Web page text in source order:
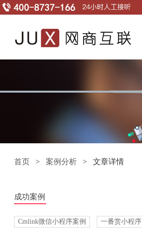
首页 >案例分析 > 文章详情
成功案例
Cmlink微信小程序案例 一番赏小程序